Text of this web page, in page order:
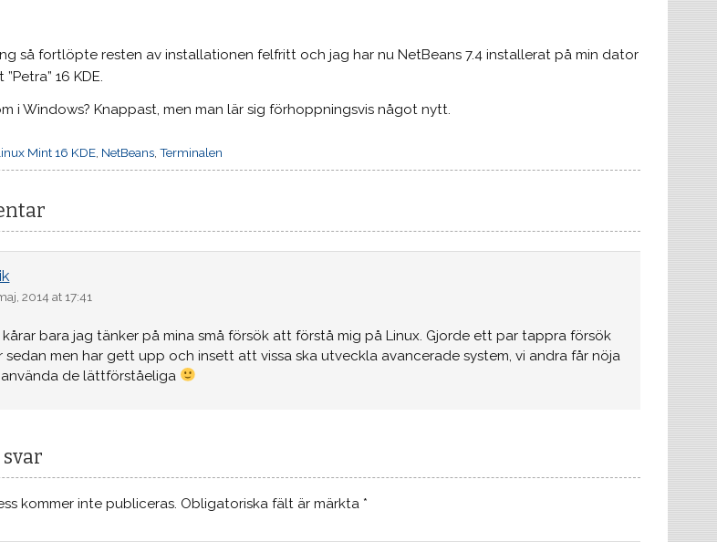
så fortlöpte resten av installationen felfritt och jag har nu NetBeans 7.4 installerat på min dator
16 KDE.
i Windows? Knappast, men man lär sig förhoppningsvis något nytt.
Mint 16 KDE NetBeans ,Terminalen
2014 at 17:41
bara jag tänker på mina små försök att förstå mig på Linux. Gjorde ett par tappra försök
sedan men har gett upp och insett att vissa ska utveckla avancerade system, vi andra får nöja
de lättförståeliga
kommer inte publiceras. Obligatoriska fält är märkta *